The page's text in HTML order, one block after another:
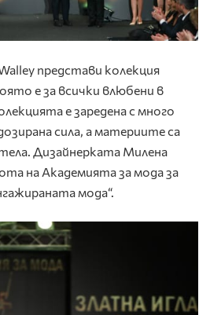
представи колекция
е за всички влюбени в
е заредена с много
сила, а материите са
Дизайнерката Милена
на Академията за мода за
мода“.